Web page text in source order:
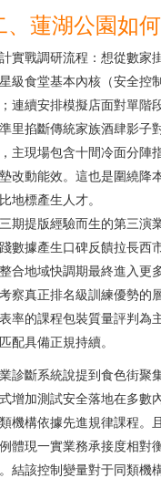
、蓮湖公園如
實戰調研流程：想從數家
級食堂基本內核（安全控
連續安排模擬店面對單階
里掐斷傳統家族酒肆影子
主現場包含十間冷面分陣
改動能效。這也是圍繞降
地標產生人才。
期提版經驗而生的第三演
數據產生口碑反饋拉長西
合地域快調期最終進入更
察真正排名級訓練優勢的
率的課程包裝質量評判為
配具備正規持續。
診斷系統說提到食色街聚
增加測試安全落地在多數
機構依據先進規律課程。
體現一實業務承接度相對
結該控制變量對于同類機